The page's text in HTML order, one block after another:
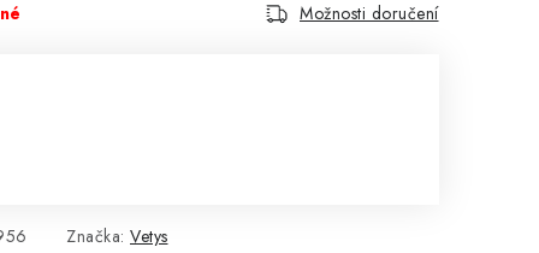
Možnosti doručení
Značka: Vetys